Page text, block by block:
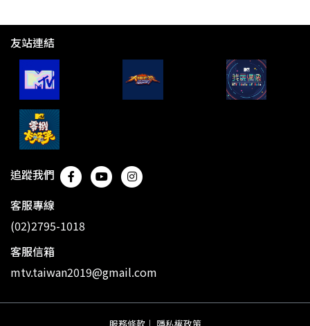
友站連結
追蹤我們
客服專線
(02)2795-1018
客服信箱
mtv.taiwan2019@gmail.com